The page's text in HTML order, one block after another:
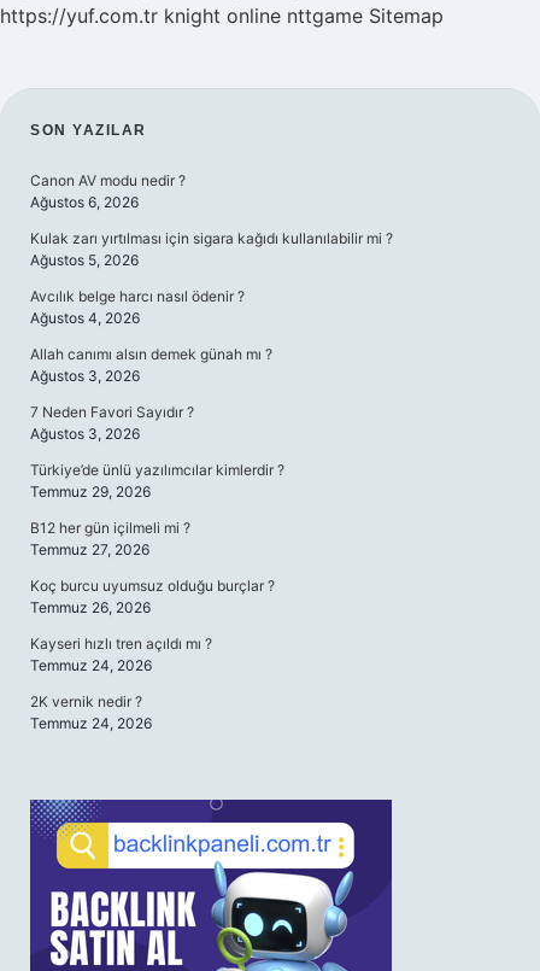
https://yuf.com.tr knight online nttgame Sitemap
SIDEBAR
SON YAZILAR
Canon AV modu nedir ?
Ağustos 6, 2026
Kulak zarı yırtılması için sigara kağıdı kullanılabilir mi ?
Ağustos 5, 2026
Avcılık belge harcı nasıl ödenir ?
Ağustos 4, 2026
Allah canımı alsın demek günah mı ?
Ağustos 3, 2026
7 Neden Favori Sayıdır ?
Ağustos 3, 2026
Türkiye’de ünlü yazılımcılar kimlerdir ?
Temmuz 29, 2026
B12 her gün içilmeli mi ?
Temmuz 27, 2026
Koç burcu uyumsuz olduğu burçlar ?
Temmuz 26, 2026
Kayseri hızlı tren açıldı mı ?
Temmuz 24, 2026
2K vernik nedir ?
Temmuz 24, 2026